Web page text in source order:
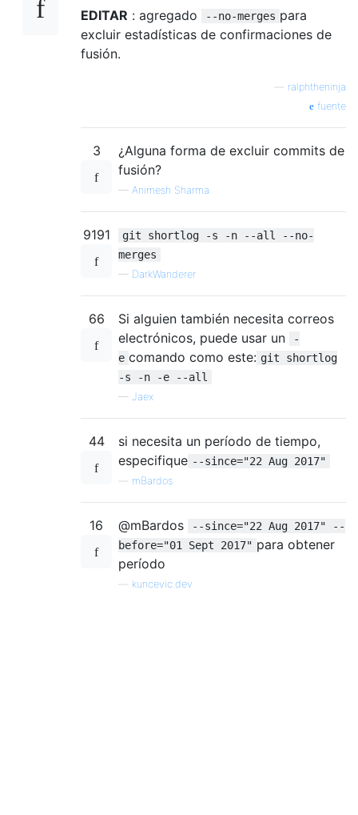
EDITAR : agregado --no-merges para
excluir estadísticas de confirmaciones de
fusión.
ralphtheninja
fuente
3
¿Alguna forma de excluir commits de
fusión?
— Animesh Sharma
9191
git shortlog -s -n --all --no-
merges
— DarkWanderer
66
Si alguien también necesita correos
electrónicos, puede usar un
-
e comando como este: git shortlog
-s -n -e --all
— Jaex
44
si necesita un período de tiempo,
especifique --since="22 Aug 2017"
mBardos
16 @mBardos
--since="22 Aug 2017" --
before="01 Sept 2017" para obtener
período
kuncevic.dev